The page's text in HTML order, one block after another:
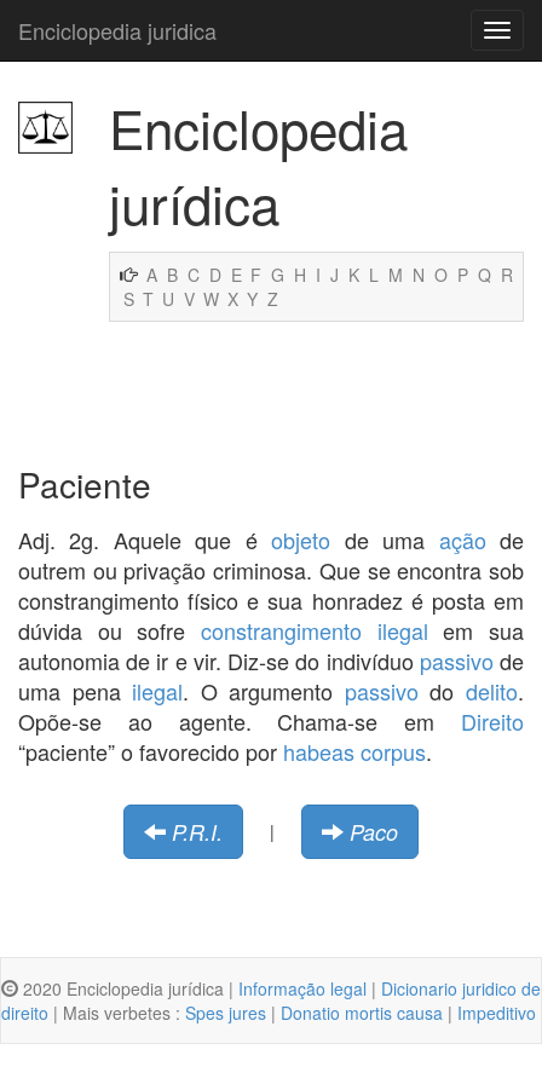
Enciclopedia juridica
Enciclopedia
jurídica
A B C D E F G H I J K L M N O P Q R
S T U V W X Y Z
Paciente
Adj. 2g. Aquele que éobjeto de uma ação de
outrem ou privação criminosa. Que se encontra sob
constrangimento físico e sua honradez é posta em
dúvida ou sofre constrangimento ilegal em sua
autonomia de ir e vir. Diz-se do indivíduo passivo de
uma pena ilegal. O argumento passivo dodelito.
Opõe-se ao agente. Chama-se em Direito
“paciente” o favorecido por habeas corpus.
P.R.I. | Paco
2020 Enciclopedia jurídica | Informação legal | Dicionario juridico de
direito | Mais verbetes : Spes jures | Donatio mortis causa | Impeditivo